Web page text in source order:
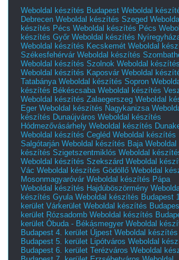
Weboldal készítés Budapest Weboldal
Debrecen Weboldal készítés Szeged
készítés Pécs Weboldal készítés Pécs
készítés Győr Weboldal készítés
Weboldal készítés Kecskemét Weboldal
Székesfehérvár Weboldal készítés
Weboldal készítés Szolnok Weboldal
Weboldal készítés Kaposvár Weboldal
Tatabánya Weboldal készítés Sopron
készítés Békéscsaba Weboldal készítés
Weboldal készítés Zalaegerszeg Weboldal
Eger Weboldal készítés Nagykanizsa
készítés Dunaújváros Weboldal készítés
Hódmezővásárhely Weboldal készítés
Weboldal készítés Cegléd Weboldal készítés
Salgótarján Weboldal készítés Baja Weboldal
készítés Szigetszentmiklós Weboldal
Weboldal készítés Szekszárd Weboldal
Vác Weboldal készítés Gödöllő Weboldal
Mosonmagyaróvár Weboldal készítés Pápa
Weboldal készítés Hajdúböszörmény
készítés Gyula Weboldal készítés Budapest 1.
kerület Várkerület Weboldal készítés
kerület Rózsadomb Weboldal készítés
kerület Óbuda - Békásmegyer Weboldal
Budapest 4. kerület Újpest Weboldal készítés
Budapest 5. kerület Lipótváros Weboldal
Budapest 6. kerület Terézváros Weboldal